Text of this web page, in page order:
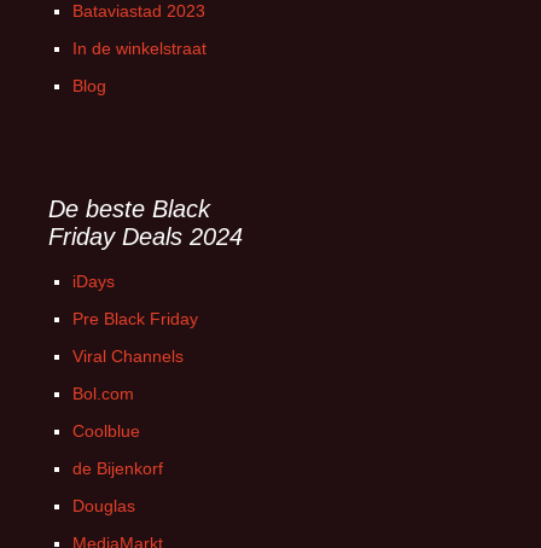
Bataviastad 2023
In de winkelstraat
Blog
De beste Black
Friday Deals 2024
iDays
Pre Black Friday
Viral Channels
Bol.com
Coolblue
de Bijenkorf
Douglas
MediaMarkt